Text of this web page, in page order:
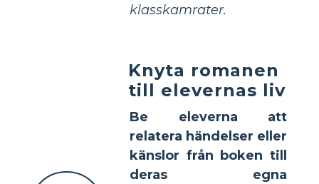
klasskamrater.
Knyta romanen
till elevernas liv
Be eleverna att
relatera händelser eller
känslor från boken till
deras egna